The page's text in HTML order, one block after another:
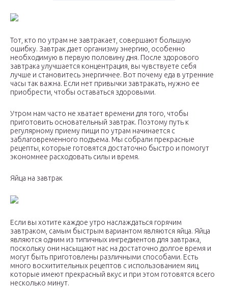
Тот, кто по утрам не завтракает, совершают большую
ошибку. Завтрак дает организму энергию, особенно
необходимую в первую половину дня. После здорового
завтрака улучшается концентрация, вы чувствуете себя
лучше и становитесь энергичнее. Вот почему еда в утренние
часы так важна. Если нет привычки завтракать, нужно ее
приобрести, чтобы оставаться здоровыми.
Утром нам часто не хватает времени для того, чтобы
приготовить основательный завтрак. Поэтому путь к
регулярному приему пищи по утрам начинается с
заблаговременного подъема. Мы собрали прекрасные
рецепты, которые готовятся достаточно быстро и помогут
экономнее расходовать силы и время.
Яйца на завтрак
Если вы хотите каждое утро наслаждаться горячим
завтраком, самым быстрым вариантом являются яйца. Яйца
являются одним из типичных ингредиентов для завтрака,
поскольку они насыщают нас на достаточно долгое время и
могут быть приготовлены различными способами. Есть
много восхитительных рецептов с использованием яиц,
которые имеют прекрасный вкус и при этом готовятся всего
несколько минут.